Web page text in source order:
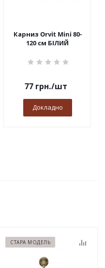
Карниз Orvit Mini 80-
120 см БІЛИЙ
77грн./шт
Докладно
СТАРА МОДЕЛЬ